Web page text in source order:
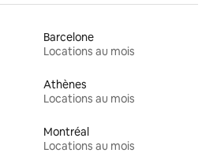
Barcelone
Locations au mois
Athènes
Locations au mois
Montréal
Locations au mois